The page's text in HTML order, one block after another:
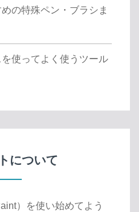
の特殊ペン・ブラシま
使ってよく使うツール
について
）を使い始めてよう